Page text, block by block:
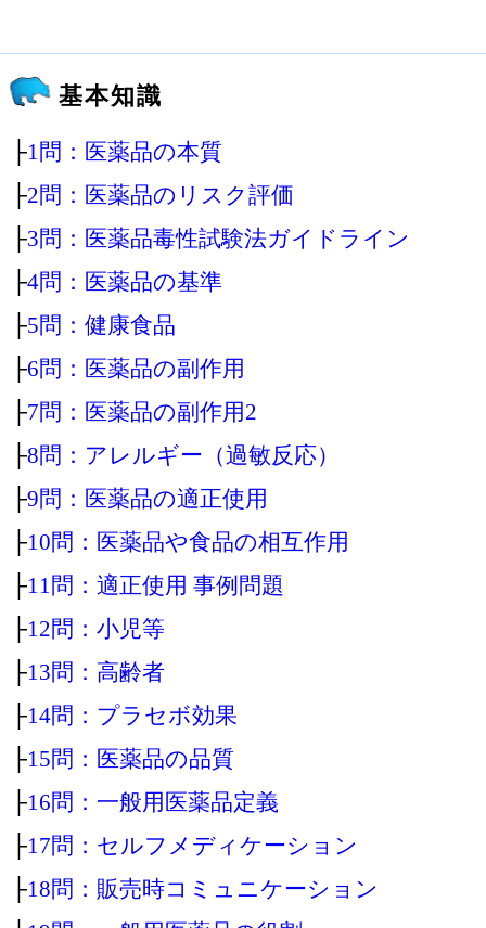
基本知識
├1問：医薬品の本質
├2問：医薬品のリスク評価
├3問：医薬品毒性試験法ガイドライン
├4問：医薬品の基準
├5問：健康食品
├6問：医薬品の副作用
├7問：医薬品の副作用2
├8問：アレルギー（過敏反応）
├9問：医薬品の適正使用
├10問：医薬品や食品の相互作用
├11問：適正使用 事例問題
├12問：小児等
├13問：高齢者
├14問：プラセボ効果
├15問：医薬品の品質
├16問：一般用医薬品定義
├17問：セルフメディケーション
├18問：販売時コミュニケーション